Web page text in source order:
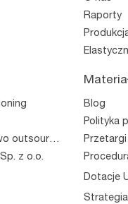
Raporty
Przedsiębiorstwo outsourcingowe
z o.o.
Blog
Polityka
Przetargi
Dotacje